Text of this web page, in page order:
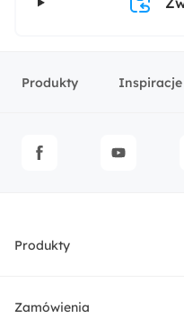
Produkty Inspiracje
Produkty
Meble
Zamówienia